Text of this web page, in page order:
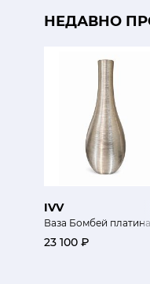
НЕДАВНО
IVV
Ваза Бомбей платина
23 100 ₽